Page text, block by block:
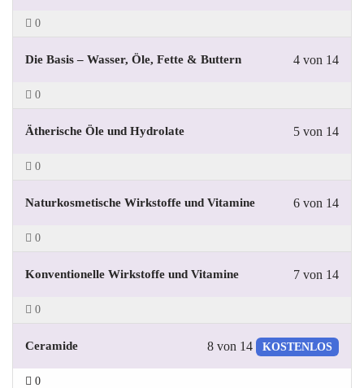
0
4 von 14
Die Basis – Wasser, Öle, Fette & Buttern
0
5 von 14
Ätherische Öle und Hydrolate
0
6 von 14
Naturkosmetische Wirkstoffe und Vitamine
0
7 von 14
Konventionelle Wirkstoffe und Vitamine
0
8 von 14 KOSTENLOS
Ceramide
0